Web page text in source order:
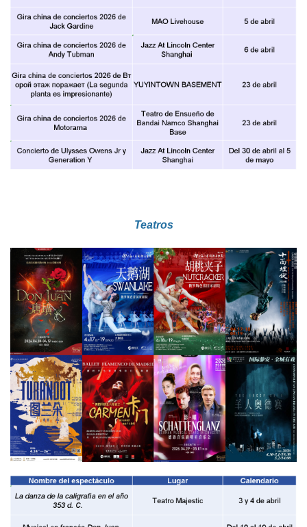
Teatros